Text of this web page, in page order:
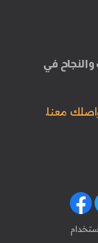
في
معنا.